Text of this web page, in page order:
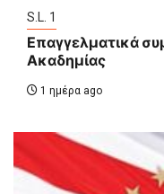
S.L. 1
Επαγγελματικά
Ακαδημίας
1 ημέρα ago